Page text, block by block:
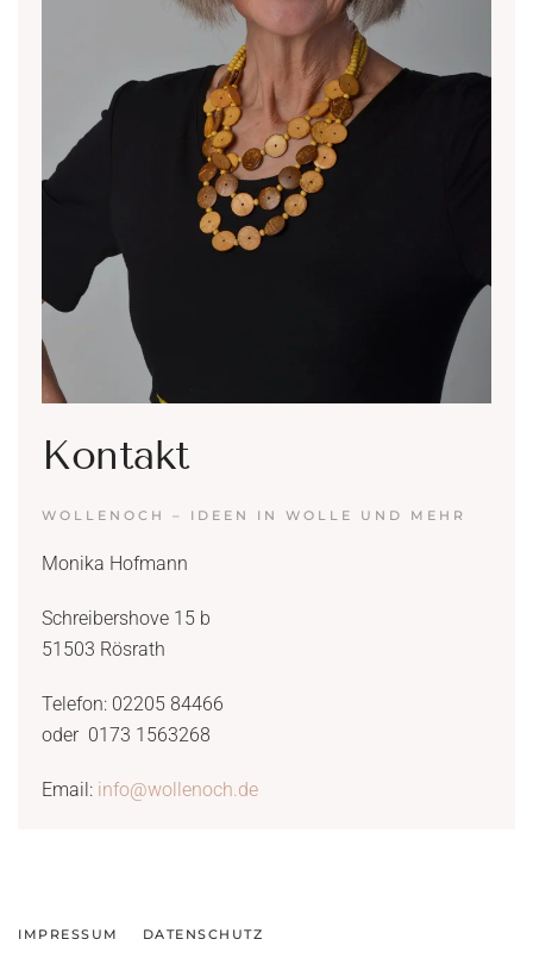
Kontakt
WOLLENOCH – IDEEN IN WOLLE UND MEHR
Monika Hofmann
Schreibershove 15 b
51503 Rösrath
Telefon: 02205 84466
oder 0173 1563268
Email: info@wollenoch.de
IMPRESSUM DATENSCHUTZ